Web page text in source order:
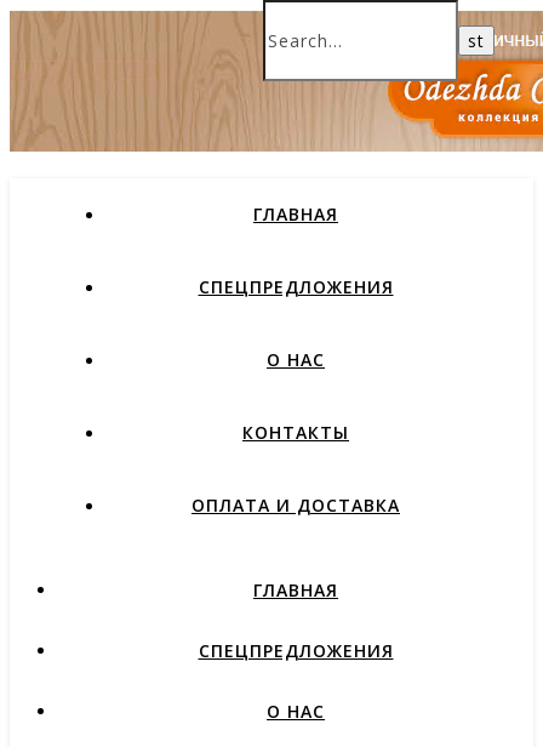
ГЛАВНАЯ
СПЕЦПРЕДЛОЖЕНИЯ
О НАС
КОНТАКТЫ
ОПЛАТА И ДОСТАВКА
ГЛАВНАЯ
СПЕЦПРЕДЛОЖЕНИЯ
О НАС